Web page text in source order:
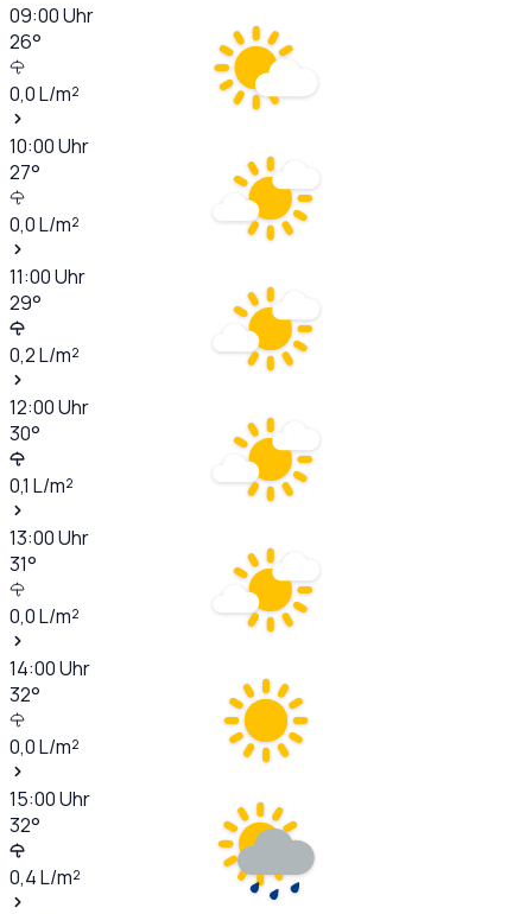
09:00Uhr
26°
0,0L/m²
10:00Uhr
27°
0,0L/m²
11:00Uhr
29°
0,2L/m²
12:00Uhr
30°
0,1 L/m²
13:00Uhr
31°
0,0L/m²
14:00Uhr
32°
0,0L/m²
15:00Uhr
32°
0,4L/m²